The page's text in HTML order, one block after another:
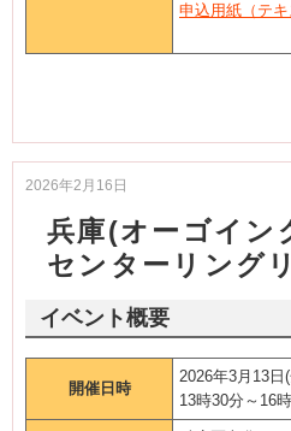
申込用紙（テキ
2026年2月16日
兵庫(オーゴイン
センターリング
イベント概要
開催日時
2026年3月13日
13時30分～16